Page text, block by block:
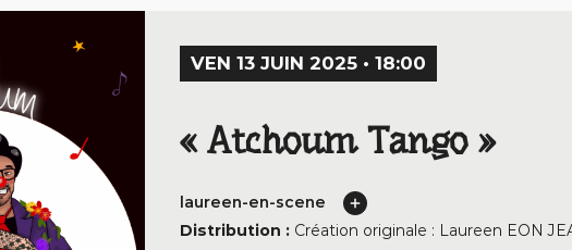
VEN 13 JUIN 2025 • 18:00
« Atchoum Tango »
laureen-en-scene
Distribution : Création originale : Laureen EON